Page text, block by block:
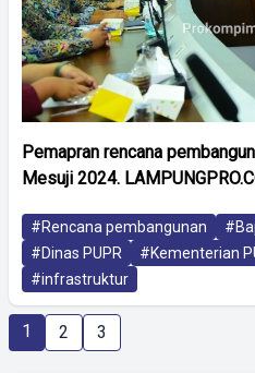
Pemapran rencana
Mesuji 2024.
#Rencana pembangunan
#Dinas PUPR
#Kementerian
#infrastruktur
1 2 3